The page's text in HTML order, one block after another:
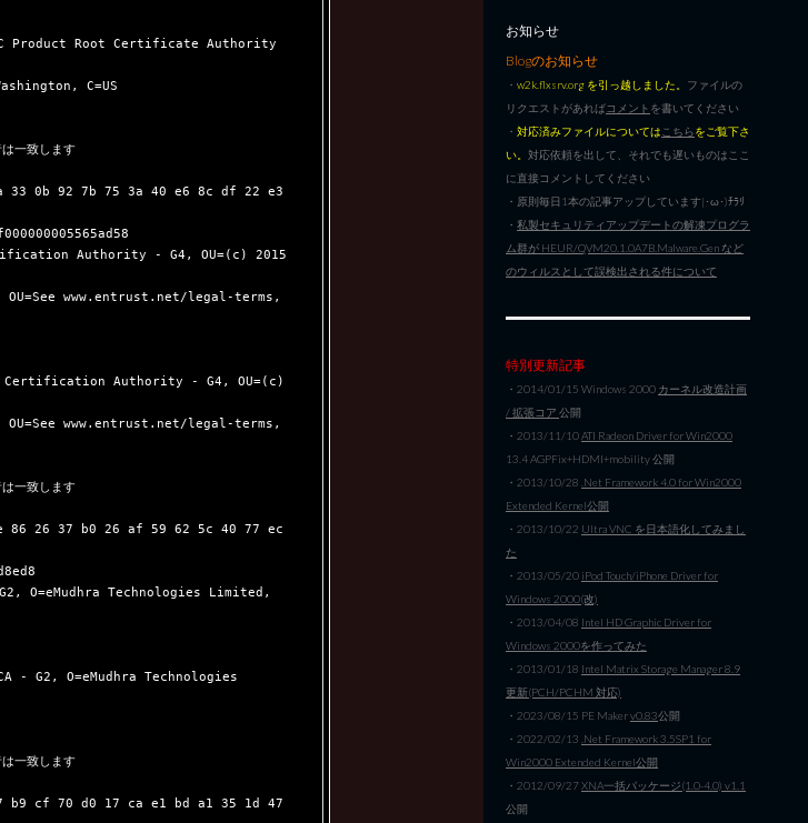
Product Root Certificate Authority
C=US
一致します
33 0b 92 7b 75 3a 40 e6 8c df 22 e3
Authority - G4, OU=(c) 2015
Certification Authority - G4, OU=(c)
一致します
86 26 37 b0 26 af 59 62 5c 40 77 ec
O=eMudhra Technologies Limited,
- G2, O=eMudhra Technologies
一致します
b9 cf 70 d0 17 ca e1 bd a1 35 1d 47
お知らせ
Blogのお知らせ
・ w2k.flxsrv.org を引っ越しました。 ファイルの
リクエストがあればコメント を書いてください
・ 対応済みファイルについては こちらをご覧下さ
い。 対応依頼を出して、それでも遅いものはここ
に直接コメントしてください
・原則毎日1本の記事アップしています|･ω･)ﾁﾗﾘ
・ 私製セキュリティアップデートの解凍プログラ
ム群が HEUR/QVM20.1.0A7B.Malware.Gen など
のウィルスとして誤検出される件について
特別更新記事
・2014/01/15 Windows 2000 カーネル改造計画
/ 拡張コア 公開
・2013/11/10ATI Radeon Driver for Win2000
13.4 AGPFix+HDMI+mobility 公開
・2013/10/28 .Net Framework 4.0 for Win2000
Extended Kernel公開
・2013/10/22 Ultra VNC を日本語化してみまし
た
・2013/05/20 iPod Touch/iPhone Driver for
Windows 2000(改)
・2013/04/08 Intel HD Graphic Driver for
Windows 2000を作ってみた
・2013/01/18 Intel Matrix Storage Manager 8.9
更新(PCH/PCHM 対応)
・2023/08/15 PE Makerv0.83公開
・2022/02/13 .Net Framework 3.5SP1 for
Win2000 Extended Kernel公開
・2012/09/27XNA一括パッケージ(1.0-4.0) v1.1
公開